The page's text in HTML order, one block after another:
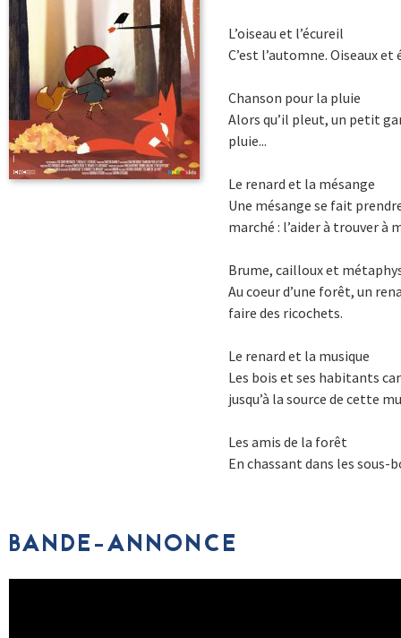
L’oiseau et l’écureil
C’est l’automne. Oiseaux
Chanson pour la pluie
Alors qu’il pleut, un petit
pluie...
Le renard et la mésange
Une mésange se fait
marché : l’aider à trouver à
Brume, cailloux et
Au coeur d’une forêt, un
faire des ricochets.
Le renard et la musique
Les bois et ses habitants
jusqu’à la source de cette
Les amis de la forêt
En chassant dans les sous-
BANDE-ANNONCE